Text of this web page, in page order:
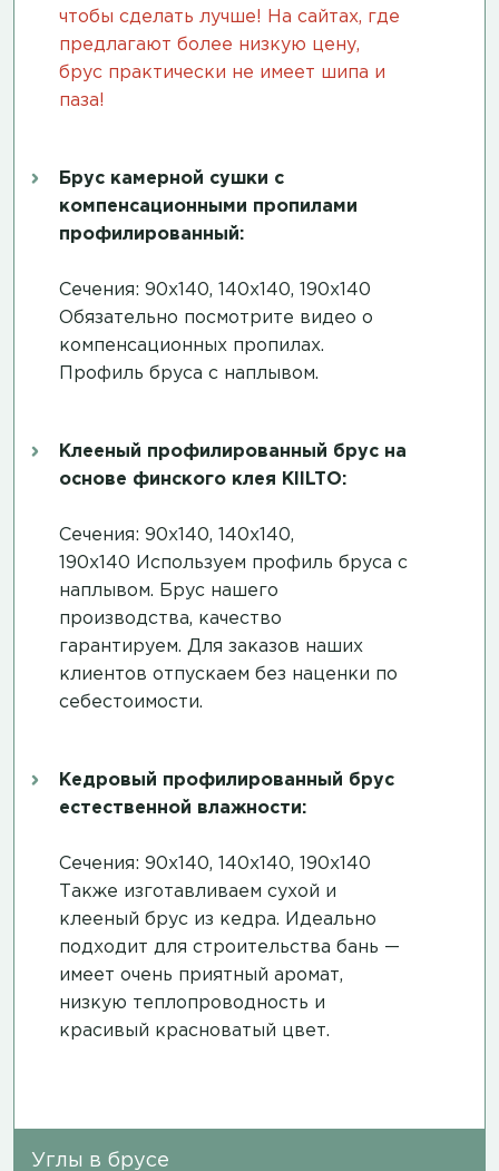
чтобы сделать лучше! На сайтах, где
предлагают более низкую цену,
брус практически не имеет шипа и
паза!
Брус камерной сушки с
компенсационными пропилами
профилированный:
Сечения: 90х140, 140х140, 190х140
Обязательно посмотрите видео о
компенсационных пропилах.
Профиль бруса с наплывом.
Клееный профилированный брус на
основе финского клея KIILTO:
Сечения: 90х140, 140х140,
190х140 Используем профиль бруса с
наплывом. Брус нашего
производства, качество
гарантируем. Для заказов наших
клиентов отпускаем без наценки по
себестоимости.
Кедровый профилированный брус
естественной влажности:
Сечения: 90х140, 140х140, 190х140
Также изготавливаем сухой и
клееный брус из кедра. Идеально
подходит для строительства бань —
имеет очень приятный аромат,
низкую теплопроводность и
красивый красноватый цвет.
Углы в брусе